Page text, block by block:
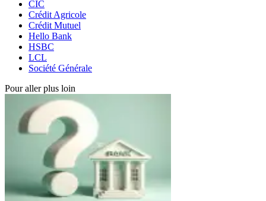
CIC
Crédit Agricole
Crédit Mutuel
Hello Bank
HSBC
LCL
Société Générale
Pour aller plus loin